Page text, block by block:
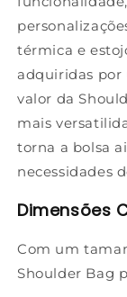
térmica e
adquiridas por
valor da
mais
torna a bolsa
necessidades
Dimensões
Com um
Shoulder Bag